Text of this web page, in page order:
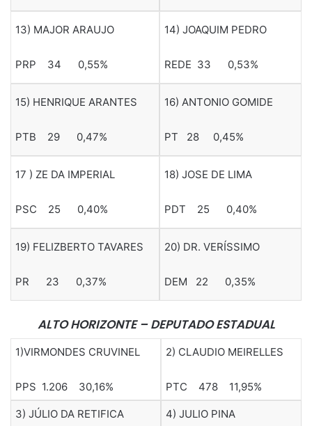
13) MAJOR ARAUJO
PRP 34 0,55%
14) JOAQUIM PEDRO
REDE 33 0,53%
15) HENRIQUE ARANTES
PTB 29 0,47%
16) ANTONIO GOMIDE
PT 28 0,45%
17 ) ZE DA IMPERIAL
PSC 25 0,40%
18) JOSE DE LIMA
PDT 25 0,40%
19) FELIZBERTO TAVARES
PR 23 0,37%
20) DR. VERÍSSIMO
DEM 22 0,35%
ALTO HORIZONTE – DEPUTADO ESTADUAL
1)VIRMONDES CRUVINEL
PPS 1.206 30,16%
2) CLAUDIO MEIRELLES
PTC 478 11,95%
3) JÚLIO DA RETIFICA 4) JULIO PINA